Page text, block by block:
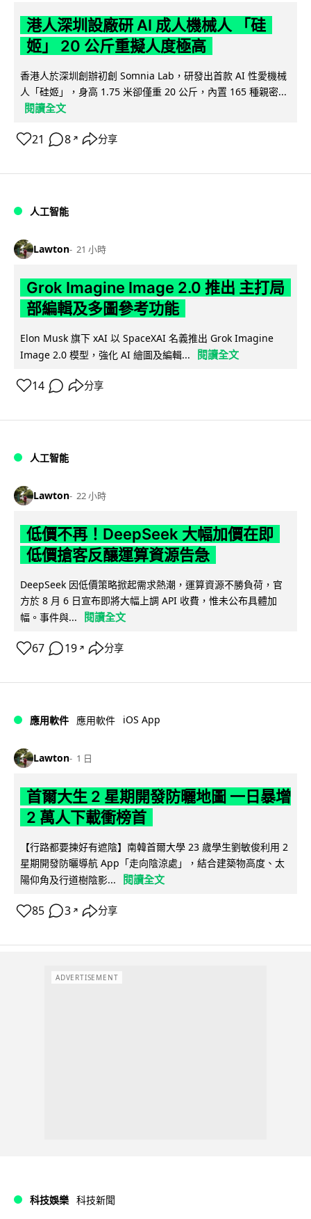
港人深圳設廠研 AI 成人機械人 「硅
姬」 20 公斤重擬人度極高
香港人於深圳創辦初創 Somnia Lab，研發出首款 AI 性愛機械
人「硅姬」，身高 1.75 米卻僅重 20 公斤，內置 165 種親密...
閱讀全文
21 8 ↗ 分享
人工智能
Lawton 21 小時
Grok Imagine Image 2.0 推出 主打局
部編輯及多圖參考功能
Elon Musk 旗下 xAI 以 SpaceXAI 名義推出 Grok Imagine
Image 2.0 模型，強化 AI 繪圖及編輯...
閱讀全文
14 分享
人工智能
Lawton 22 小時
低價不再！DeepSeek 大幅加價在即
低價搶客反釀運算資源告急
DeepSeek 因低價策略掀起需求熱潮，運算資源不勝負荷，官
方於 8 月 6 日宣布即將大幅上調 API 收費，惟未公布具體加
幅。事件與...
閱讀全文
67 19 ↗ 分享
應用軟件 應用軟件 iOS App
Lawton 1 日
首爾大生 2 星期開發防曬地圖 一日暴增
2 萬人下載衝榜首
【行路都要揀好有遮陰】南韓首爾大學 23 歲學生劉敏俊利用 2
星期開發防曬導航 App「走向陰涼處」，結合建築物高度、太
陽仰角及行道樹陰影...
閱讀全文
85 3 ↗ 分享
ADVERTISEMENT
科技娛樂 科技新聞